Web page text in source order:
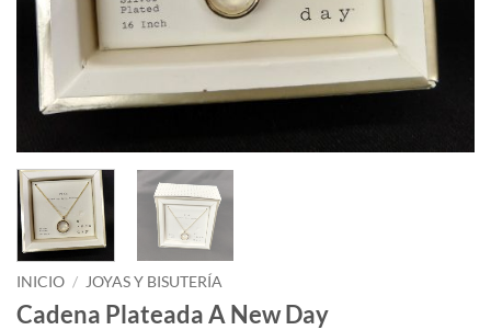
INICIO / JOYAS Y BISUTERÍA
Cadena Plateada A New Day